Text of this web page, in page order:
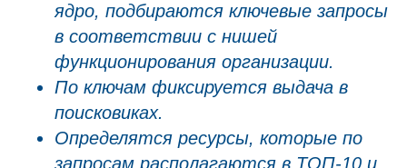
ядро, подбираются ключевые запросы
в соответствии с нишей
функционирования организации.
По ключам фиксируется выдача в
поисковиках.
Определятся ресурсы, которые по
запросам располагаются в ТОП-10 и